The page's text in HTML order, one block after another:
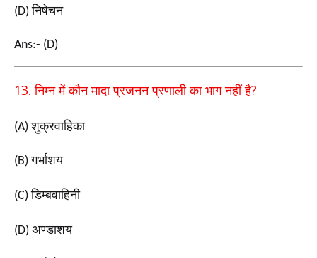
(D)निषेचन
Ans:- (D)
13.निम्न में कौन मादा प्रजनन प्रणाली का भाग नहीं है?
(A)शुक्रवाहिका
(B)गर्भाशय
(C)डिम्बवाहिनी
(D) अण्डाशय